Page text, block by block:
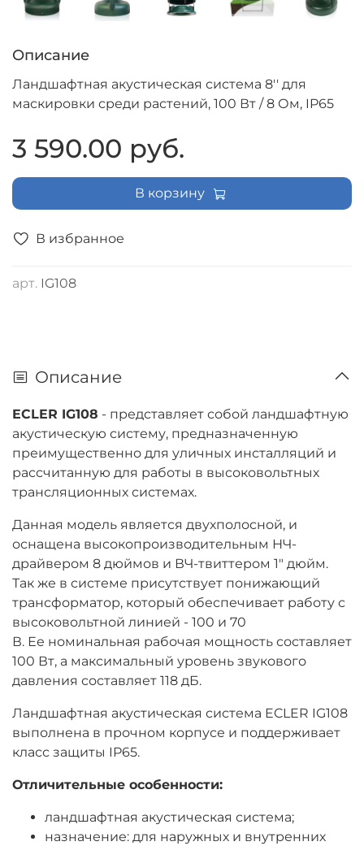
В избранное
арт. IG108
Описание
Ландшафтная акустическая система 8'' для
маскировки среди растений, 100 Вт / 8 Ом, IP65
3 590.00 руб.
В корзину
Описание
ECLER IG108 - представляет собой ландшафтную
акустическую систему, предназначенную
преимущественно для уличных инсталляций и
рассчитанную для работы в высоковольтных
трансляционных системах.
Данная модель является двухполосной, и
оснащена высокопроизводительным НЧ-
драйвером 8 дюймов и ВЧ-твиттером 1″ дюйм.
Так же в системе присутствует понижающий
трансформатор, который обеспечивает работу с
высоковольтной линией - 100 и 70
В. Ее номинальная рабочая мощность составляет
100 Вт, а максимальный уровень звукового
давления составляет 118 дБ.
Ландшафтная акустическая система ECLER IG108
выполнена в прочном корпусе и поддерживает
класс защиты IP65.
Отличительные особенности:
ландшафтная акустическая система;
назначение: для наружных и внутренних